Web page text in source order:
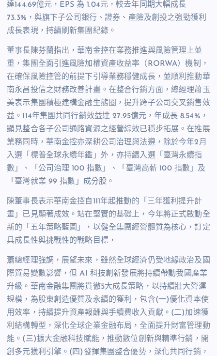
達144.69億元，EPS 為 1.04元，較去年同期大幅成長
73.3%，與旗下子公司銀行、證券、產險及創投之強勁獲利
成長表現，持續刷新集團紀錄。
董事長陳芬蘭指出，華南金控在業務推進與風險管理上並
重，集團全面引進風險加權資產收益率（RORWA）機制，
在確保風險控管的前提下引導業務穩健成長，並順利推動華
南永昌投信之財務改善計畫。在整合行銷方面，總經理蕭玉
美表示集團積極建構金融生態圈，提升跨子公司交叉銷售效
益。114年集團共同行銷效益達 27.95億元，年成長 8.54%，
顯見整合各子公司通路資源之經營綜效已穩步拓展。在推展
業務同時，華南金控亦深耕公司治理與法遵，除於今年2月
入選「標普全球永續年鑑」外，亦持續入選「臺灣永續指
數」、「公司治理 100 指數」、「臺灣高薪 100 指數」及
「臺灣就業 99 指數」成分股。
陳董事長表示華南金控自111年起推動的「三年獲利提升計
畫」已見顯著成效。站在堅實的基礎上，今年將正式啟動全
新的「五年策略藍圖」，以健全集團經營體質為核心，訂定
具成長性與挑戰性的戰略目標，
蕭總經理強調，展望未來，雖然全球經濟仍受地緣政治及國
際貿易變數影響，但 AI 科技創新發展將持續帶動我國產業
升級。華南金融集團將貫徹5大成長策略，以持續壯大營運
規模，為股東創造優質及永續的獲利，包含(一)優化資本使
用效率，持續提升資產報酬與手續費收入貢獻。(二)加速獲
利結構轉型，深化全球企業金融布局，全面提升財富管理動
能。(三)擴大金融科技賦能，推動數位創新與精準行銷，開
創多元獲利引擎。(四)發揮集團整合優勢，深化共同行銷，